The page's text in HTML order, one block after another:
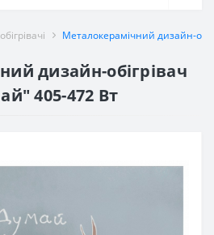
Металокерамічний дизайн-
дизайн-обігрівач
405-472 Вт